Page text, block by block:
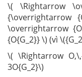
\( \Rightarrow
\overrightarrow
{O{G_2}} \) (vì
\( \Rightarrow
3O{G_2}\)